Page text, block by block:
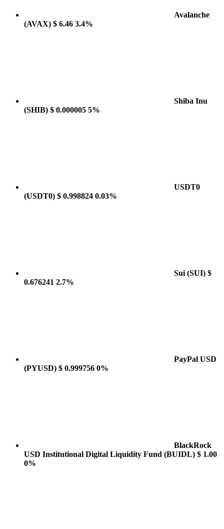
Avalanche
(AVAX) $ 6.46 3.4%
Shiba Inu
(SHIB) $ 0.000005 5%
USDT0
(USDT0) $ 0.998824 0.03%
Sui (SUI) $
0.676241 2.7%
PayPal USD
(PYUSD) $ 0.999756 0%
BlackRock
USD Institutional Digital Liquidity Fund (BUIDL) $ 1.00
0%